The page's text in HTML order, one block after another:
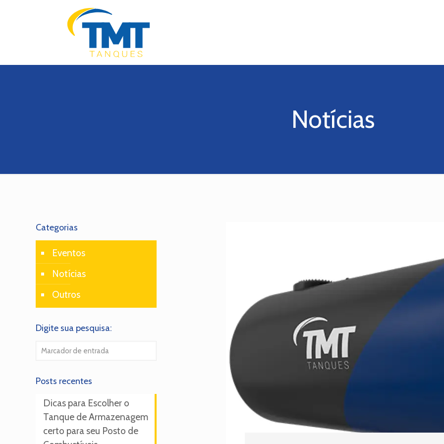
Notícias
Categorias
Eventos
Notícias
Outros
Digite sua pesquisa:
Posts recentes
Dicas para Escolher o
Tanque de Armazenagem
certo para seu Posto de